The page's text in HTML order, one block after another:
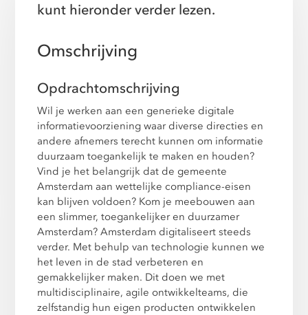
kunt hieronder verder lezen.
Omschrijving
Opdrachtomschrijving
Wil je werken aan een generieke digitale
informatievoorziening waar diverse directies en
andere afnemers terecht kunnen om informatie
duurzaam toegankelijk te maken en houden?
Vind je het belangrijk dat de gemeente
Amsterdam aan wettelijke compliance-eisen
kan blijven voldoen? Kom je meebouwen aan
een slimmer, toegankelijker en duurzamer
Amsterdam? Amsterdam digitaliseert steeds
verder. Met behulp van technologie kunnen we
het leven in de stad verbeteren en
gemakkelijker maken. Dit doen we met
multidisciplinaire, agile ontwikkelteams, die
zelfstandig hun eigen producten ontwikkelen